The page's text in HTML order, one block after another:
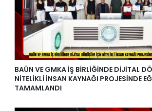
BAÜN VE GMKA İŞ BİRLİĞİNDE DİJİTAL
NİTELİKLİ İNSAN KAYNAĞI PROJESİNDE
TAMAMLANDI